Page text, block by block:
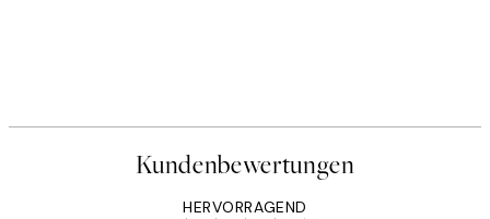
Kundenbewertungen
HERVORRAGEND